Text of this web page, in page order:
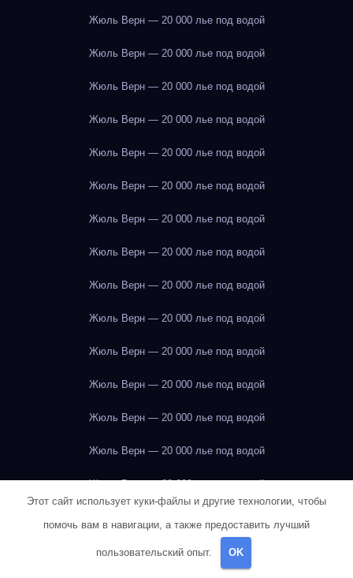
Жюль Верн — 20 000 лье под водой
Жюль Верн — 20 000 лье под водой
Жюль Верн — 20 000 лье под водой
Жюль Верн — 20 000 лье под водой
Жюль Верн — 20 000 лье под водой
Жюль Верн — 20 000 лье под водой
Жюль Верн — 20 000 лье под водой
Жюль Верн — 20 000 лье под водой
Жюль Верн — 20 000 лье под водой
Жюль Верн — 20 000 лье под водой
Жюль Верн — 20 000 лье под водой
Жюль Верн — 20 000 лье под водой
Жюль Верн — 20 000 лье под водой
Жюль Верн — 20 000 лье под водой
Жюль Верн — 20 000 лье под водой
Жюль Верн — 20 000 лье под водой
Этот сайт использует куки-файлы и другие технологии, чтобы
помочь вам в навигации, а также предоставить лучший
пользовательский опыт. OK